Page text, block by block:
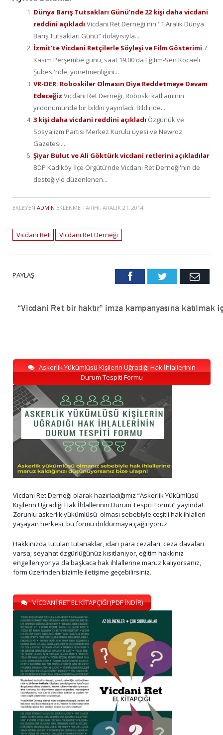
Dünya Barış Tutsakları Günü’nde 22 kişi daha vicdani
reddini açıkladı Vicdani Ret Derneği'nin "1 Aralık Dünya
Barış Tutsakları Günü" dolayısıyla...
İzmit’te Vicdani Retçilerle Söyleşi ve Film Gösterimi 7
Kasım Perşembe günü, saat 19.00'da Eğitim-Sen Kocaeli
Şubesi'nde, yönetmenliğini...
VR-DER: Roboskiler Olmasın Diye Reddetmeye Devam
Edeceğiz Vicdani Ret Derneği, Roboski katliamının
yıldönümünde bir bildiri yayınladı. Bildiride...
3 kişi daha vicdani reddini açıkladı Özgürlük ve
Sosyalizm Partisi Merkez Kurulu üyesi ve Newroz
Gazetesi...
Şiyar Bulut ve Ali Göktürk vicdani retlerini açıkladılar
BDP Kadıköy İlçe Örgütü'nde Vicdani Ret Derneği'nin de
desteğiyle düzenlenen...
EKLEYEN ADMIN EKLENME TARIHI: ARALIK 21, 2014
Vicdani Ret Vicdani Ret Derneği
PAYLAŞ. FacebookTwitter Email
Askerlik Yükümlüsü Kişilerin Uğradığı Hak İhlallerinin
Durum Tespiti Formu
Vicdani Ret Derneği olarak hazırladığımız “Askerlik Yükümlüsü
Kişilerin Uğradığı Hak İhlallerinin Durum Tespiti Formu” yayında!
Zorunlu askerlik yükümlüsü olması sebebiyle çeşitli hak ihlalleri
yaşayan herkesi, bu formu doldurmaya çağırıyoruz.
Hakkınızda tutulan tutanaklar, idari para cezaları, ceza davaları
varsa; seyahat özgürlüğünüz kısıtlanıyor, eğitim hakkınız
engelleniyor ya da başkaca hak ihlallerine maruz kalıyorsanız,
form üzerinden bizimle iletişime geçebilirsiniz.
VİCDANİ RET EL KİTAPÇIĞI (PDF İNDİR)